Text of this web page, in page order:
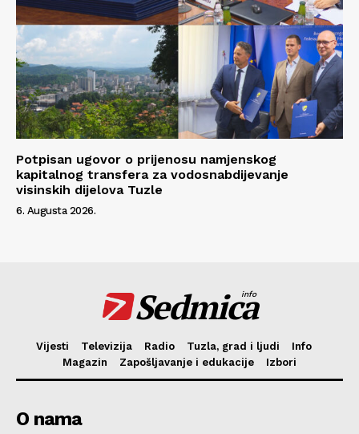
Potpisan ugovor o prijenosu namjenskog
kapitalnog transfera za vodosnabdijevanje
visinskih dijelova Tuzle
6. Augusta 2026.
Sedmica
info
Vijesti Televizija Radio Tuzla, grad i ljudi
Info
Magazin
Zapošljavanje i edukacije Izbori
O nama